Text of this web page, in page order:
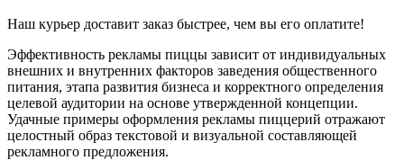
Наш курьер доставит заказ быстрее, чем вы его оплатите!
Эффективность рекламы пиццы зависит от индивидуальных
внешних и внутренних факторов заведения общественного
питания, этапа развития бизнеса и корректного определения
целевой аудитории на основе утвержденной концепции.
Удачные примеры оформления рекламы пиццерий отражают
целостный образ текстовой и визуальной составляющей
рекламного предложения.